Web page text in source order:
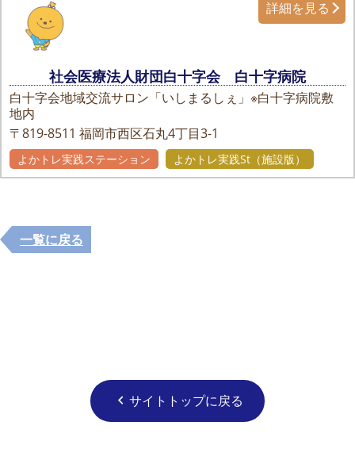
社会医療法人財団白十字会 白十字病院
白十字会地域交流サロン「いしまるしぇ」※白十字病院敷
地内
〒819-8511 福岡市西区石丸4丁目3-1
詳細を見る
よかトレ実践ステーション よかトレ実践St（施設版）
一覧に戻る
chevron_left サイトトップに戻る